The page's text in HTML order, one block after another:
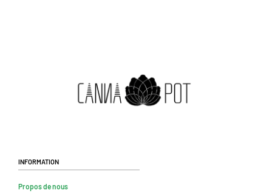
Information
Propos de nous